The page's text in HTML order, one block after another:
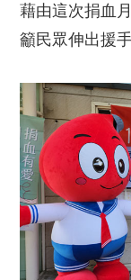
藉由這次捐血
籲民眾伸出援